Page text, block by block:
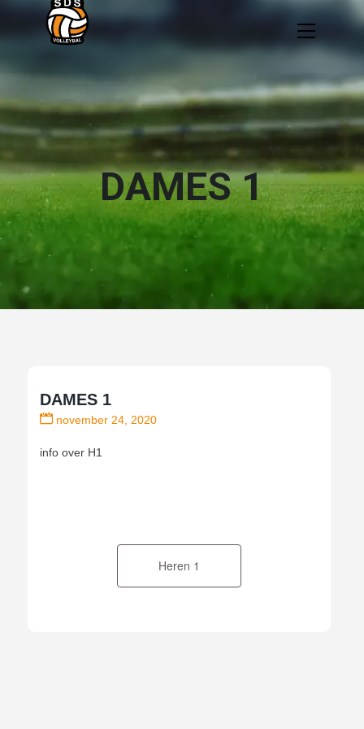
DAMES 1
DAMES 1
november 24, 2020
info over H1
navigatie
Heren 1